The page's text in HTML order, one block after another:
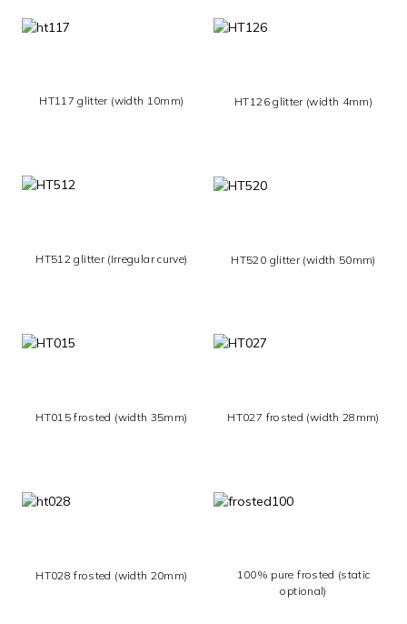
HT117 glitter (width 10mm) HT126 glitter (width 4mm)
HT512 glitter (Irregular curve) HT520 glitter (width 50mm)
HT015 frosted (width 35mm) HT027 frosted (width 28mm)
HT028 frosted (width 20mm)
100% pure frosted (static
optional)